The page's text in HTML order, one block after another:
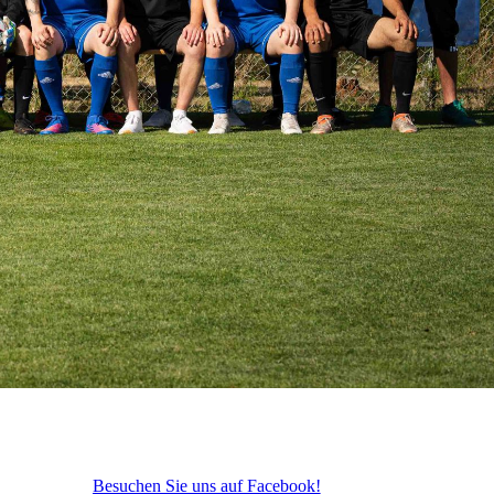
Besuchen Sie uns auf Facebook!